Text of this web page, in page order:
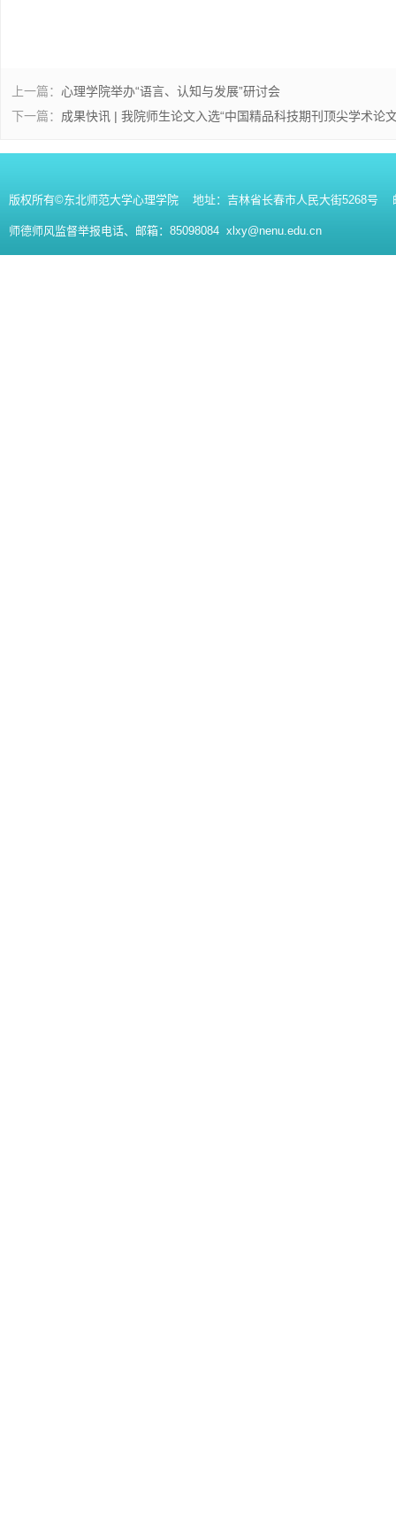
上一篇： 心理学院举办“语言、认知与发展”研讨会
下一篇： 成果快讯 | 我院师生论文入选“中国精品科技期刊顶尖学术论
版权所有©东北师范大学心理学院 地址：吉林省长春市人民大街5268号
师德师风监督举报电话、邮箱：85098084 xlxy@nenu.edu.cn